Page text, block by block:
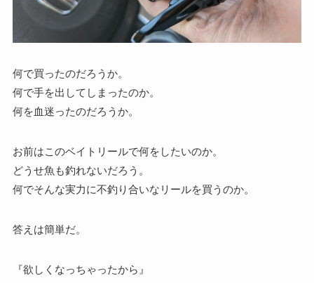
何で買ったのだろうか。
何で手を出してしまったのか。
何を血迷ったのだろうか。
お前はこのベイトリールで何をしたいのか。
どうせ魚も釣れないだろう。
何でそんな実力に不釣り合いなリールを買うのか。
答えは簡単だ。
『欲しくなっちゃったから』